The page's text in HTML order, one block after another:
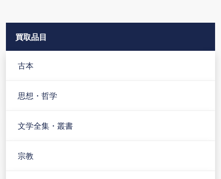
買取品目
古本
思想・哲学
文学全集・叢書
宗教